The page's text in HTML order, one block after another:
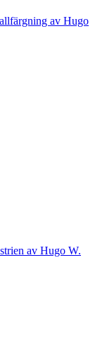
av Hugo
av Hugo W.